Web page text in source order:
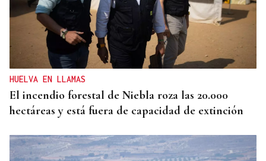
HUELVA EN LLAMAS
El incendio forestal de Niebla roza las 20.000
hectáreas y está fuera de capacidad de extinción